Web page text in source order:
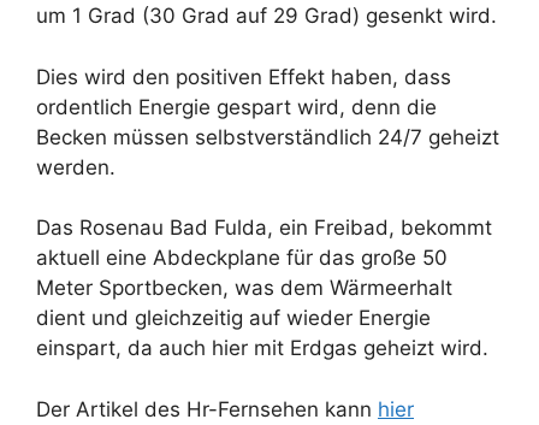
um 1 Grad (30 Grad auf 29 Grad) gesenkt wird.
Dies wird den positiven Effekt haben, dass
ordentlich Energie gespart wird, denn die
Becken müssen selbstverständlich 24/7 geheizt
werden.
Das Rosenau Bad Fulda, ein Freibad, bekommt
aktuell eine Abdeckplane für das große 50
Meter Sportbecken, was dem Wärmeerhalt
dient und gleichzeitig auf wieder Energie
einspart, da auch hier mit Erdgas geheizt wird.
Der Artikel des Hr-Fernsehen kann hier